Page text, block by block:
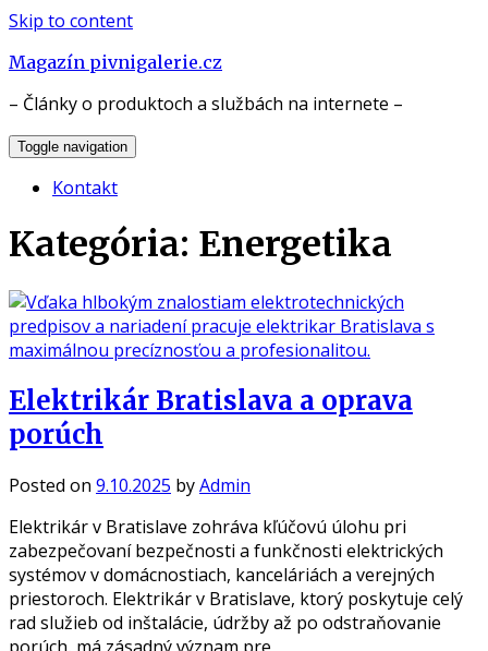
Skip to content
Magazín pivnigalerie.cz
– Články o produktoch a službách na internete –
Toggle navigation
Kontakt
Kategória: Energetika
Elektrikár Bratislava a oprava
porúch
Posted on 9.10.2025 byAdmin
Elektrikár v Bratislave zohráva kľúčovú úlohu pri
zabezpečovaní bezpečnosti a funkčnosti elektrických
systémov v domácnostiach, kanceláriách a verejných
priestoroch. Elektrikár v Bratislave, ktorý poskytuje celý
rad služieb od inštalácie, údržby až po odstraňovanie